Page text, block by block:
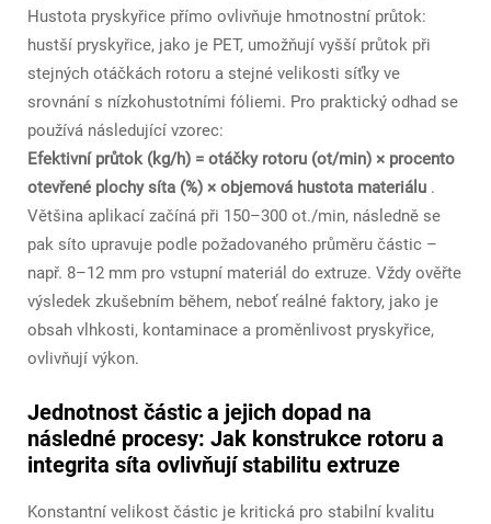
Hustota pryskyřice přímo ovlivňuje hmotnostní průtok:
hustší pryskyřice, jako je PET, umožňují vyšší průtok při
stejných otáčkách rotoru a stejné velikosti síťky ve
srovnání s nízkohustotními fóliemi. Pro praktický odhad se
používá následující vzorec:
Efektivní průtok (kg/h) = otáčky rotoru (ot/min) × procento
otevřené plochy síta (%) × objemová hustota materiálu .
Většina aplikací začíná při 150–300 ot./min, následně se
pak síto upravuje podle požadovaného průměru částic –
např. 8–12 mm pro vstupní materiál do extruze. Vždy ověřte
výsledek zkušebním během, neboť reálné faktory, jako je
obsah vlhkosti, kontaminace a proměnlivost pryskyřice,
ovlivňují výkon.
Jednotnost částic a jejich dopad na
následné procesy: Jak konstrukce rotoru a
integrita síta ovlivňují stabilitu extruze
Konstantní velikost částic je kritická pro stabilní kvalitu